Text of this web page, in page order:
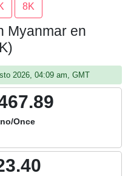
8K
Myanmar en
2026, 04:09 am, GMT
Once